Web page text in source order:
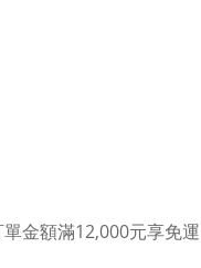
單金額滿12,000元享免